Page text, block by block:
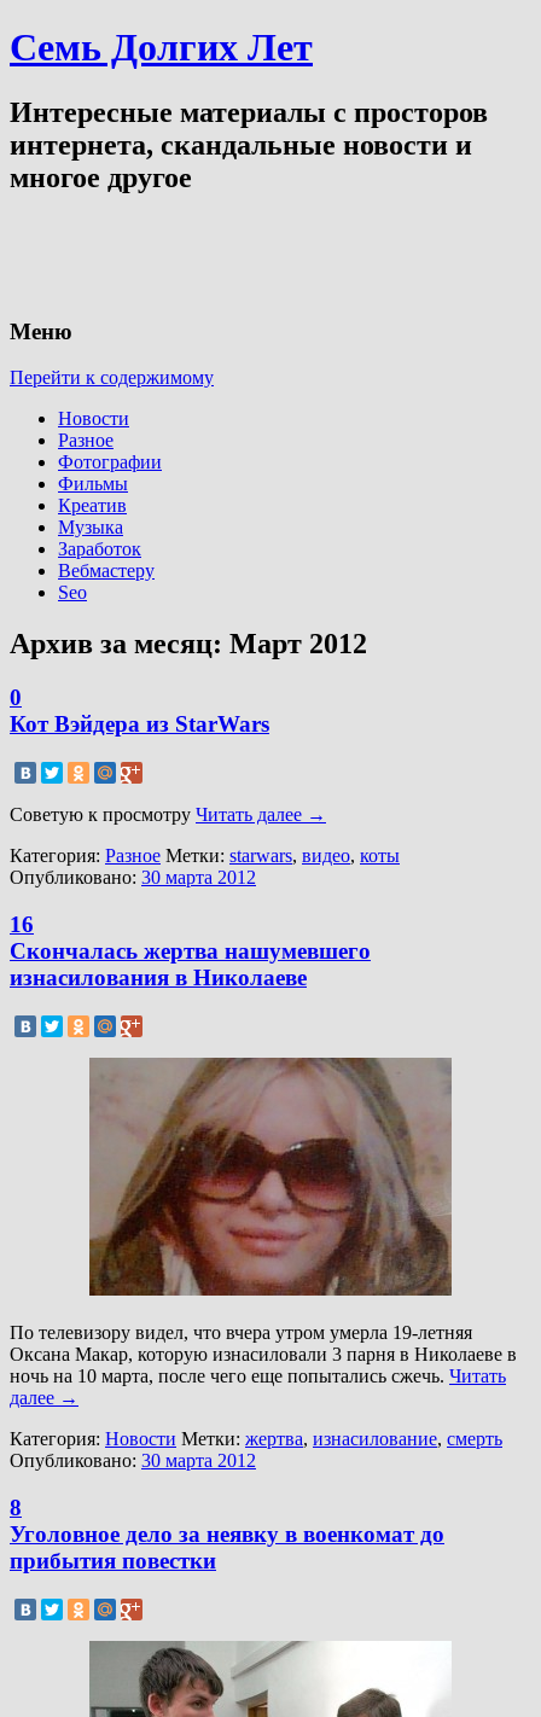
Семь Долгих Лет
Интересные материалы с просторов
интернета, скандальные новости и
многое другое
Меню
Перейти к содержимому
Новости
Разное
Фотографии
Фильмы
Креатив
Музыка
Заработок
Вебмастеру
Seo
Архив за месяц: Март 2012
0
Кот Вэйдера из StarWars
Советую к просмотру Читать далее →
Категория: Разное Метки: starwars, видео, коты
Опубликовано: 30 марта 2012
16
Скончалась жертва нашумевшего
изнасилования в Николаеве
По телевизору видел, что вчера утром умерла 19-летняя
Оксана Макар, которую изнасиловали 3 парня в Николаеве в
ночь на 10 марта, после чего еще попытались сжечь. Читать
далее →
Категория: Новости Метки: жертва, изнасилование, смерть
Опубликовано: 30 марта 2012
8
Уголовное дело за неявку в военкомат до
прибытия повестки